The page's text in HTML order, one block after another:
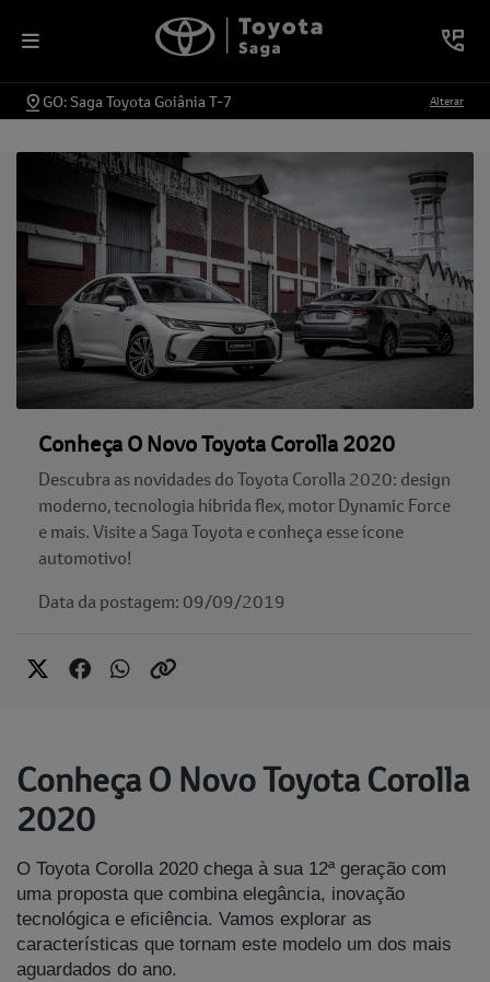
GO: Saga Toyota Goiânia T-7 Alterar
Conheça O Novo Toyota Corolla 2020
Descubra as novidades do Toyota Corolla 2020: design
moderno, tecnologia híbrida flex, motor Dynamic Force
e mais. Visite a Saga Toyota e conheça esse ícone
automotivo!
Data da postagem: 09/09/2019
Conheça O Novo Toyota Corolla
2020
O Toyota Corolla 2020 chega à sua 12ª geração com
uma proposta que combina elegância, inovação
tecnológica e eficiência. Vamos explorar as
características que tornam este modelo um dos mais
aguardados do ano.